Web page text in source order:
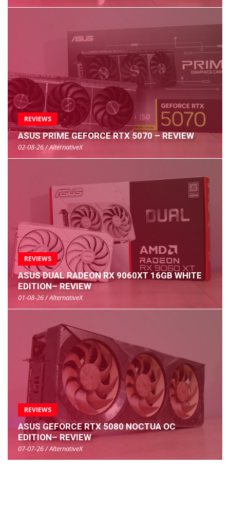
REVIEWS
ASUS PRIME GEFORCE RTX 5070 – REVIEW
02-08-26 / AlternativeX
REVIEWS
ASUS DUAL RADEON RX 9060XT 16GB WHITE
EDITION– REVIEW
01-08-26 / AlternativeX
REVIEWS
ASUS GEFORCE RTX 5080 NOCTUA OC
EDITION– REVIEW
07-07-26 / AlternativeX